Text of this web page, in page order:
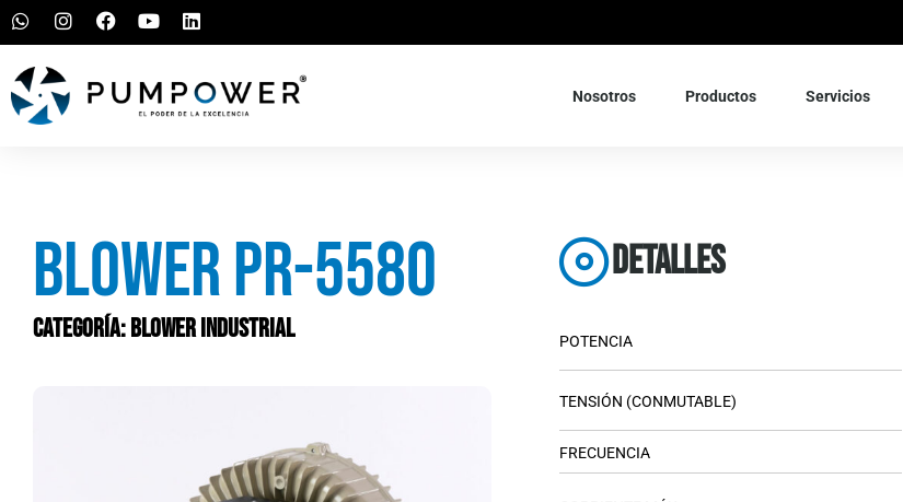
Nosotros Productos Servicios
Blower PR-5580
Categoría:Blower industrial
Detalles
POTENCIA
TENSIÓN (CONMUTABLE)
FRECUENCIA